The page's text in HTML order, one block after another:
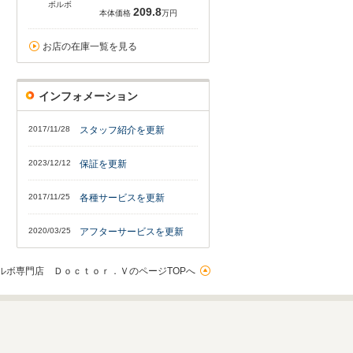
ボルボ
本体価格 209.8万円
お店の在庫一覧を見る
インフォメーション
2017/11/28 スタッフ紹介を更新
2023/12/12 保証を更新
2017/11/25 各種サービスを更新
2020/03/25 アフターサービスを更新
ボ専門店 Ｄｏｃｔｏｒ．ＶのページTOPへ